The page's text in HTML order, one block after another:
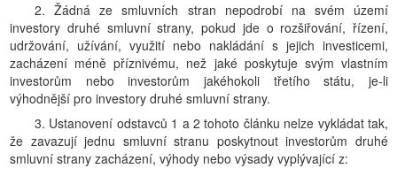
2. Žádná ze smluvních stran nepodrobí na svém území
investory druhé smluvní strany, pokud jde o rozšiřování, řízení,
udržování, užívání, využití nebo nakládání s jejich investicemi,
zacházení méně příznivému, než jaké poskytuje svým vlastním
investorům nebo investorům jakéhokoli třetího státu, je-li
výhodnější pro investory druhé smluvní strany.
3. Ustanovení odstavců 1 a 2 tohoto článku nelze vykládat tak,
že zavazují jednu smluvní stranu poskytnout investorům druhé
smluvní strany zacházení, výhody nebo výsady vyplývající z: